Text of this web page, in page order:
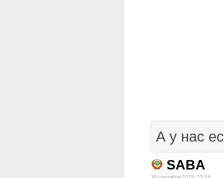
А у нас
SABA
30 сентября 2015, 13:54